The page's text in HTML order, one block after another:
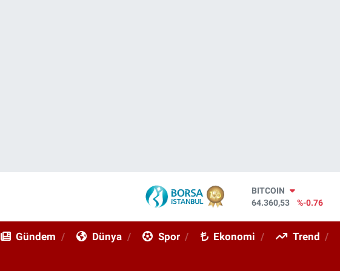
DOLAR
47,7069
%0.17
STERLİN
Gündem Dünya Spor Ekonomi Trend